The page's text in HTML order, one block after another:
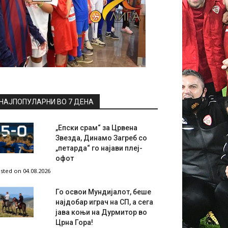
ВО 7 ДЕНА
„Епски срам“ за Црвена
Звезда, Динамо Загреб со
„петарда“ го најави плеј-
офот
on 04.08.2026
Го освои Мундијалот, беше
најдобар играч на СП, а сега
јава коњи на Дурмитор во
Црна Гора!